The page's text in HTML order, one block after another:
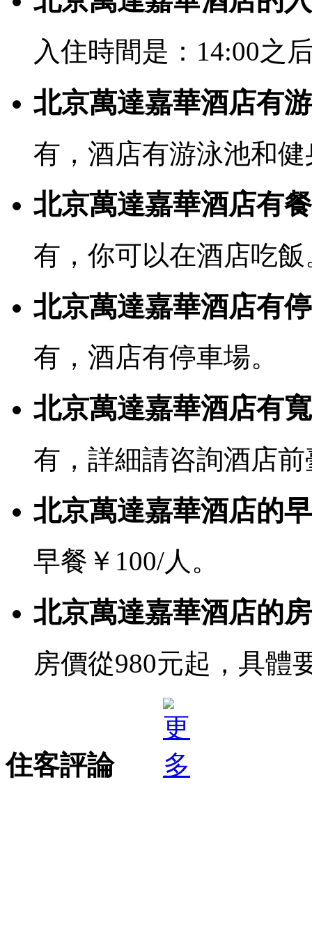
入住時間是：14:00之
北京萬達嘉華酒店有
有，酒店有游泳池和
北京萬達嘉華酒店有
有，你可以在酒店吃飯
北京萬達嘉華酒店有
有，酒店有停車場。
北京萬達嘉華酒店有
有，詳細請咨詢酒店前
北京萬達嘉華酒店的
早餐￥100/人。
北京萬達嘉華酒店的
房價從980元起，具體
住客評論